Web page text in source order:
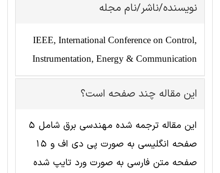
نویسنده/ناشر/نام مجله
IEEE, International Conference on Control,
Instrumentation, Energy & Communication
این مقاله چند صفحه است؟
این مقاله ترجمه شده مهندسی برق شامل 5
صفحه انگلیسی به صورت پی دی اف و 15
صفحه متن فارسی به صورت ورد تایپ شده